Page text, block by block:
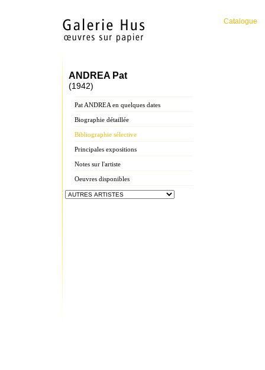
Catalogue
ANDREA Pat
(1942)
Pat ANDREA en quelques dates
Biographie détaillée
Bibliographie sélective
Principales expositions
Notes sur l'artiste
Oeuvres disponibles